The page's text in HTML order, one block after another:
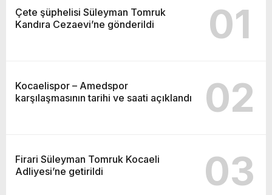
Çete şüphelisi Süleyman Tomruk
Kandıra Cezaevi’ne gönderildi
01
Kocaelispor – Amedspor
karşılaşmasının tarihi ve saati açıklandı
02
Firari Süleyman Tomruk Kocaeli
Adliyesi’ne getirildi
03